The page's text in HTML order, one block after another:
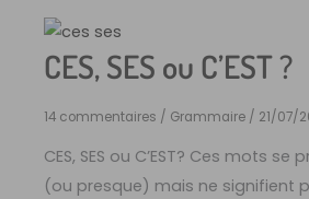
CES, SES ou C’EST ?
14 commentaires / Grammaire / 21/07/
CES, SES ou C’EST? Ces mots
(ou presque) mais ne signifient